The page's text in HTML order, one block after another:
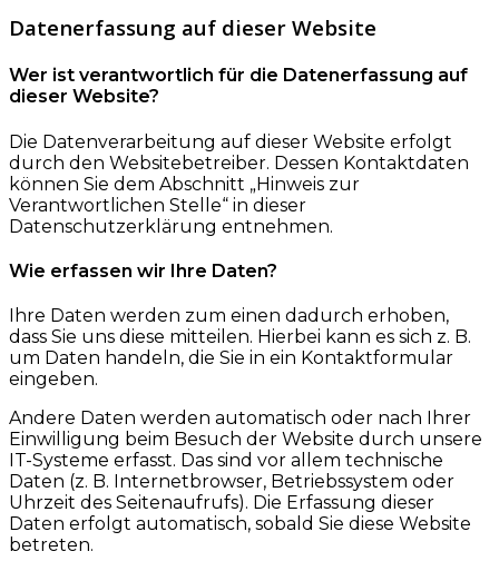
Datenerfassung auf dieser Website
Wer ist verantwortlich für die Datenerfassung auf
dieser Website?
Die Datenverarbeitung auf dieser Website erfolgt
durch den Websitebetreiber. Dessen Kontaktdaten
können Sie dem Abschnitt „Hinweis zur
Verantwortlichen Stelle“ in dieser
Datenschutzerklärung entnehmen.
Wie erfassen wir Ihre Daten?
Ihre Daten werden zum einen dadurch erhoben,
dass Sie uns diese mitteilen. Hierbei kann es sich z. B.
um Daten handeln, die Sie in ein Kontaktformular
eingeben.
Andere Daten werden automatisch oder nach Ihrer
Einwilligung beim Besuch der Website durch unsere
IT-Systeme erfasst. Das sind vor allem technische
Daten (z. B. Internetbrowser, Betriebssystem oder
Uhrzeit des Seitenaufrufs). Die Erfassung dieser
Daten erfolgt automatisch, sobald Sie diese Website
betreten.